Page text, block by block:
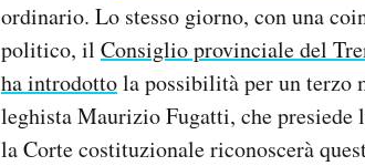
ordinario. Lo stesso giorno, con una
politico, il Consiglio provinciale del
ha introdottola possibilità per un terzo
leghista Maurizio Fugatti, che presiede
la Corte costituzionale riconoscerà